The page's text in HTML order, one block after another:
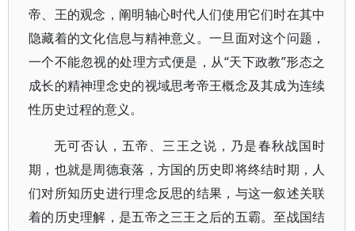
帝、王的观念，阐明轴心时代人们使用它们时在其中
隐藏着的文化信息与精神意义。一旦面对这个问题，
一个不能忽视的处理方式便是，从“天下政教”形态之
成长的精神理念史的视域思考帝王概念及其成为连续
性历史过程的意义。
无可否认，五帝、三王之说，乃是春秋战国时
期，也就是周德衰落，方国的历史即将终结时期，人
们对所知历史进行理念反思的结果，与这一叙述关联
着的历史理解，是五帝之三王之后的五霸。至战国结